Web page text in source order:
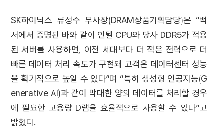
SK하이닉스 류성수 부사장(DRAM상품기획담당)은 “백
서에서 증명된 바와 같이 인텔 CPU와 당사 DDR5가 적용
된 서버를 사용하면, 이전 세대보다 더 적은 전력으로 더
빠른 데이터 처리 속도가 구현돼 고객은 데이터센터 성능
을 획기적으로 높일 수 있다”며 “특히 생성형 인공지능(G
enerative AI)과 같이 막대한 양의 데이터를 처리할 경우
에 필요한 고용량 D램을 효율적으로 사용할 수 있다”고
밝혔다.